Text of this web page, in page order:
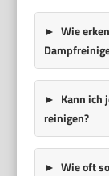
Wie
Kann ich
reinigen?
Wie oft